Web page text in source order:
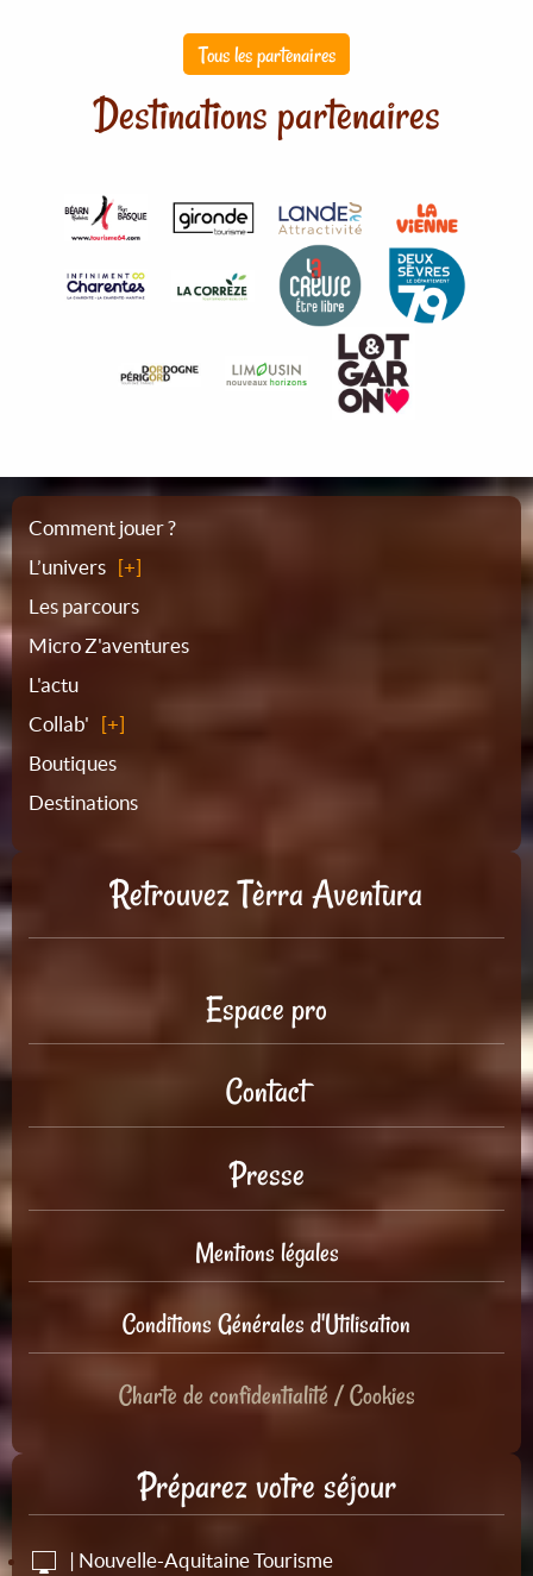
Tous les partenaires
Destinations partenaires
Plan
du
site
Comment jouer ?
L’univers
Les parcours
Micro Z'aventures
L'actu
Collab'
Boutiques
Destinations
Retrouvez Tèrra Aventura
Espace pro
Contact
Presse
Mentions légales
Conditions Générales d'Utilisation
Charte de confidentialité / Cookies
Préparez votre séjour
| Nouvelle-Aquitaine Tourisme